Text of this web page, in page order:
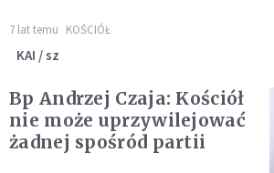
7 lat temu KOŚCIÓŁ
KAI / sz
Bp Andrzej Czaja: Kościół
nie może uprzywilejować
żadnej spośród partii